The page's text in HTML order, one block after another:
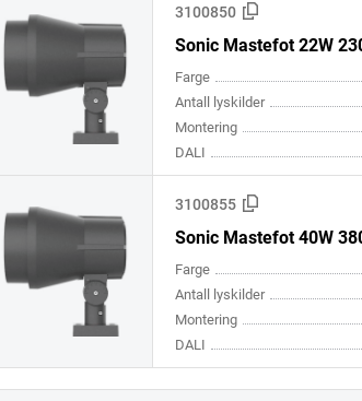
3100850
Sonic Mastefot 22W
Farge
Antall lyskilder
Montering
DALI
3100855
Sonic Mastefot 40W
Farge
Antall lyskilder
Montering
DALI